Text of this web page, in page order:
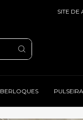
SITE
BERLOQUES